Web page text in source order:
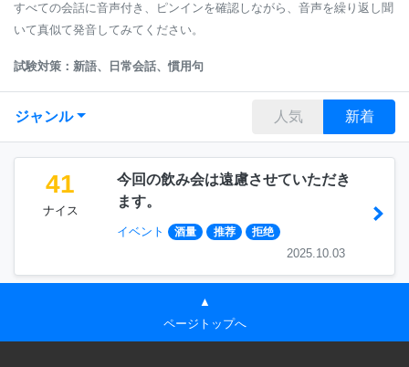
すべての会話に音声付き、ピンインを確認しながら、音声を繰り返し聞
いて真似て発音してみてください。
試験対策：新語、日常会話、慣用句
ジャンル 人気 新着
41
ナイス
今回の飲み会は遠慮させていただき
ます。
イベント 酒量 推荐 拒绝
2025.10.03
▲
ページトップへ